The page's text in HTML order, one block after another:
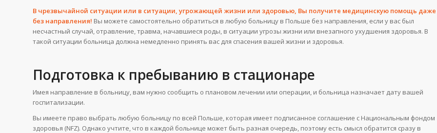
В чрезвычайной ситуации или в ситуации, угрожающей жизни или здоровью, Вы получите медицинскую помощь даже
без направления! Вы можете самостоятельно обратиться в любую больницу в Польше без направления, если у вас был
несчастный случай, отравление, травма, начавшиеся роды, в ситуации угрозы жизни или внезапного ухудшения здоровья. В
такой ситуации больница должна немедленно принять вас для спасения вашей жизни и здоровья.
Подготовка к пребыванию в стационаре
Имея направление в больницу, вам нужно сообщить о плановом лечении или операции, и больница назначает дату вашей
госпитализации.
Вы имеете право выбрать любую больницу по всей Польше, которая имеет подписанное соглашение с Национальным фондом
здоровья (NFZ). Однако учтите, что в каждой больнице может быть разная очередь, поэтому есть смысл обратится сразу в